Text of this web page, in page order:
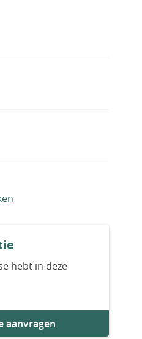
hebt in deze
aanvragen